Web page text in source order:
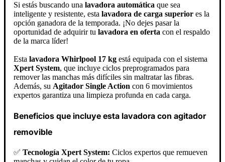
Si estás buscando una lavadora automática que sea
inteligente y resistente, esta lavadora de carga superior es la
opción ganadora de la temporada. ¡No dejes pasar la
oportunidad de adquirir tu lavadora en oferta con el respaldo
de la marca líder!
Esta lavadora Whirlpool 17 kg está equipada con el sistema
Xpert System, que incluye ciclos preprogramados para
remover las manchas más difíciles sin maltratar las fibras.
Además, su Agitador Single Action con 6 movimientos
expertos garantiza una limpieza profunda en cada carga.
Beneficios que incluye esta lavadora con agitador
removible
✅ Tecnología Xpert System: Ciclos expertos que remueven